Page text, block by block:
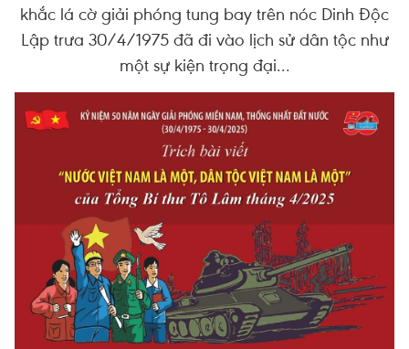
khắc lá cờ giải phóng tung bay trên nóc Dinh Độc
Lập trưa 30/4/1975 đã đi vào lịch sử dân tộc như
một sự kiện trọng đại...